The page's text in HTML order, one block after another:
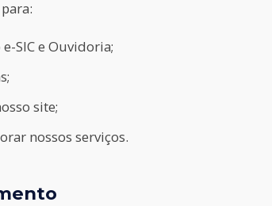
SIC e Ouvidoria;
site;
nossos serviços.